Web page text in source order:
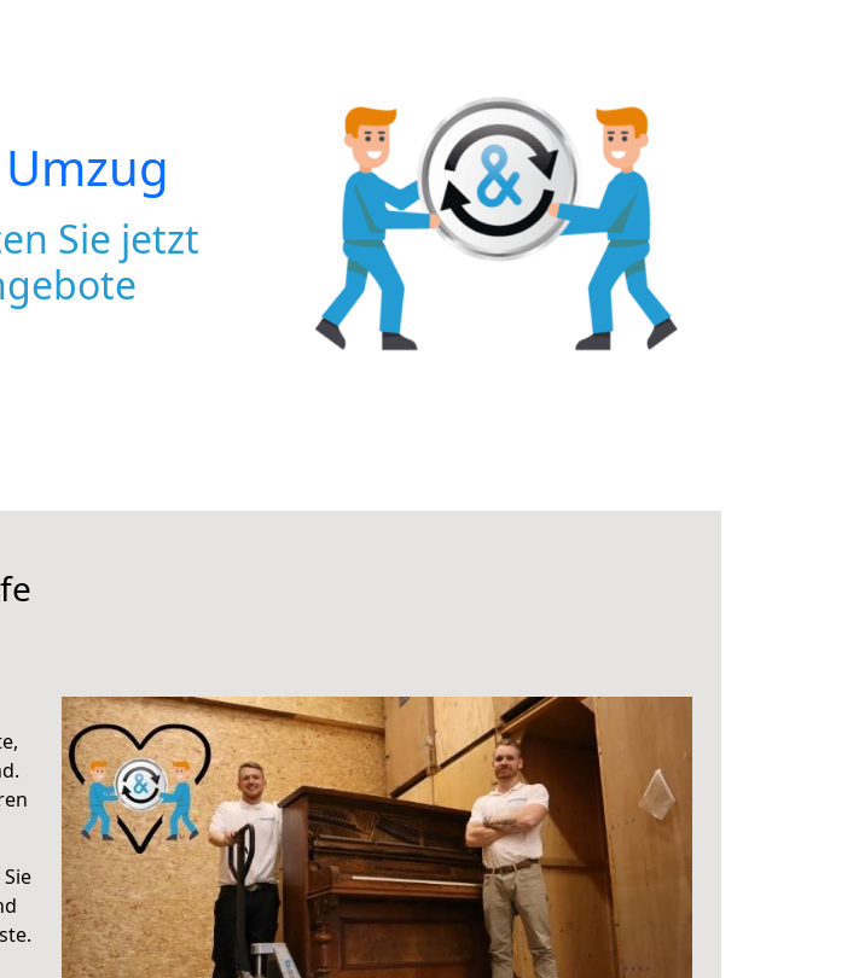
Sie jetzt